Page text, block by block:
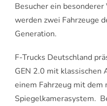
Besucher ein
werden zwei Fahrzeuge
Generation.
F-Trucks Deutschland
GEN 2.0 mit klassischen
einem Fahrzeug mit dem
Spiegelkamerasystem.